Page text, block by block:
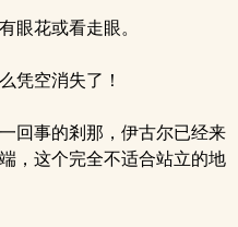
眼花或看走眼。
凭空消失了！
回事的剎那，伊古尔已经来
，这个完全不适合站立的地